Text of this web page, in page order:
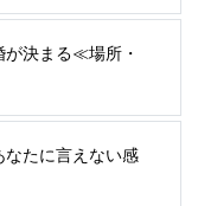
が決まる≪場所・
なたに言えない感